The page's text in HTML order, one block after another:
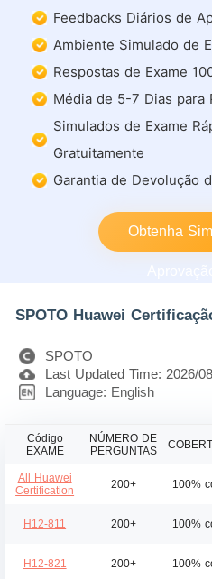
Feedbacks Diários de
Ambiente Simulado de
Respostas de Exame
Média de 5-7 Dias para
Simulados de Exame
Gratuitamente
Garantia de Devolução
Obtenha
SPOTO Huawei
SPOTO
Last Updated Time: 2026/
Language: English
Código
EXAME
NÚMERO DE
PERGUNTAS
All Huawei
Certification
200+ 100%
H12-811 200+ 100%
H12-821 200+ 100%